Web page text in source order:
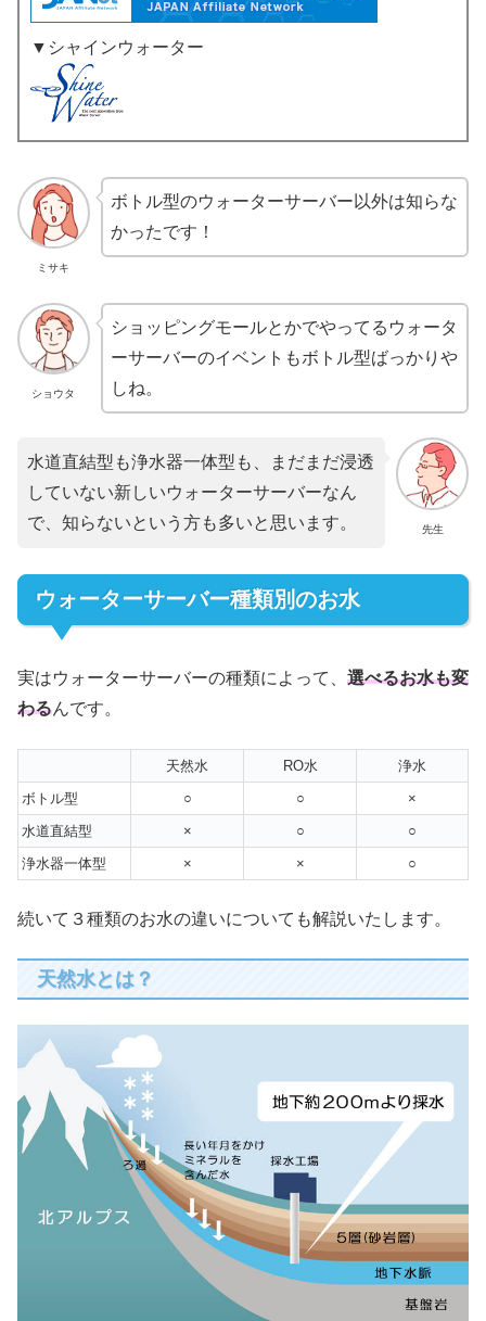
▼シャインウォーター
ミサキ
ボトル型のウォーターサーバー以外は知らな
かったです！
ショウタ
ショッピングモールとかでやってるウォータ
ーサーバーのイベントもボトル型ばっかりや
しね。
先生
水道直結型も浄水器一体型も、まだまだ浸透
していない新しいウォーターサーバーなん
で、知らないという方も多いと思います。
ウォーターサーバー種類別のお水
実はウォーターサーバーの種類によって、 選べるお水も変
わるんです。
天然水 RO水
浄水
ボトル型
○ ○
×
水道直結型
× ○
○
浄水器一体型
× × ○
続いて３種類のお水の違いについても解説いたします。
天然水とは？